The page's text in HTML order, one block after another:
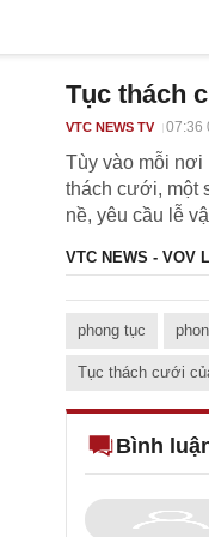
Tục thách
VTC NEWS TV 07:36
Tùy vào mỗi
thách cưới, một
nề, yêu cầu lễ
VTC NEWS - VOV
phong tục
Tục thách cưới
Bình